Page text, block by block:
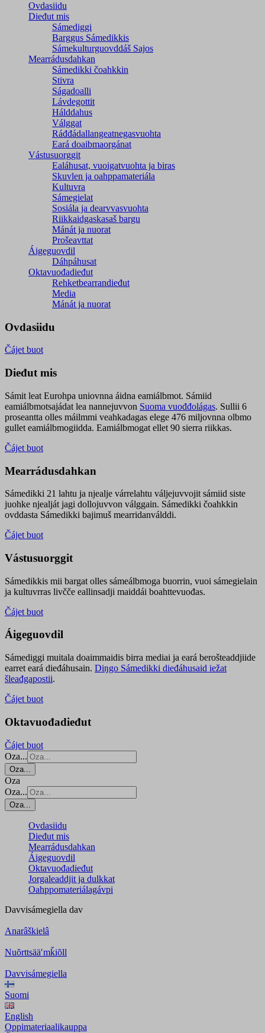
Ovdasiidu
Dieđut mis
Sámediggi
Barggus Sámedikkis
Sámekulturguovddáš Sajos
Mearrádusdahkan
Sámedikki čoahkkin
Stivra
Ságadoalli
Lávdegottit
Hálddahus
Válggat
Ráđđádallangeatnegas­vuohta
Eará doaibmaorgánat
Vástusuorggit
Ealáhusat, vuoigatvuohta ja biras
Skuvlen ja oahppamateriála
Kultuvra
Sámegielat
Sosiála ja dearvvasvuohta
Riikkaidgaskasaš bargu
Mánát ja nuorat
Prošeavttat
Áigeguovdil
Dáhpáhusat
Oktavuođadieđut
Rehketbearrandieđut
Media
Mánát ja nuorat
Ovdasiidu
Čájet buot
Dieđut mis
Sámit leat Eurohpa uniovnna áidna eamiálbmot. Sámiid
eamiálbmotsajádat lea nannejuvvon Suoma vuođđolágas. Sullii 6
proseantta olles máilmmi veahkadagas elege 476 miljovnna olbmo
gullet eamiálbmogiidda. Eamiálbmogat ellet 90 sierra riikkas.
Čájet buot
Mearrádusdahkan
Sámedikki 21 lahtu ja njealje várrelahtu váljejuvvojit sámiid siste
juohke njealját jagi dollojuvvon válggain. Sámedikki čoahkkin
ovddasta Sámedikki bajimuš mearridanválddi.
Čájet buot
Vástusuorggit
Sámedikkis mii bargat olles sámeálbmoga buorrin, vuoi sámegielain
ja kultuvrras livčče eallinsadji maiddái boahttevuođas.
Čájet buot
Áigeguovdil
Sámediggi muitala doaimmaidis birra mediai ja eará berošteaddjiide
earret eará dieđáhusain. Diŋgo Sámedikki dieđáhusaid iežat
šleađgapostii.
Čájet buot
Oktavuođadieđut
Čájet buot
Oza...
Oza...
Oza
Oza...
Oza...
Ovdasiidu
Dieđut mis
Mearrádusdahkan
Áigeguovdil
Oktavuođadieđut
Jorgaleaddjit ja dulkkat
Oahppomateriálagávpi
Davvisámegiella dav
Anarâškielâ
Nuõrttsääʹmǩiõll
Davvisámegiella
Suomi
English
Oppimateriaalikauppa